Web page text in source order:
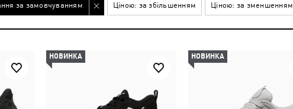
за замовчуванням Ціною: за збільшенням Ціною: за зменшенням
НОВИНКА НОВИНКА